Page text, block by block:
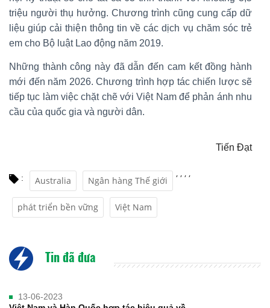
triệu người thụ hưởng. Chương trình cũng cung cấp dữ
liệu giúp cải thiện thông tin về các dịch vụ chăm sóc trẻ
em cho Bộ luật Lao động năm 2019.
Những thành công này đã dẫn đến cam kết đồng hành
mới đến năm 2026. Chương trình hợp tác chiến lược sẽ
tiếp tục làm việc chặt chẽ với Việt Nam để phản ánh nhu
cầu của quốc gia và người dân.
Tiến Đạt
: Australia
,
Ngân hàng Thế giới
,
phát triển bền vững
,
Việt Nam
,
Tin đã đưa
13-06-2023